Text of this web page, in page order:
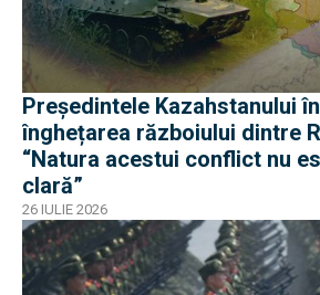
Președintele Kazahstanului
înghețarea războiului dintre
“Natura acestui conflict nu
clară”
26 IULIE 2026